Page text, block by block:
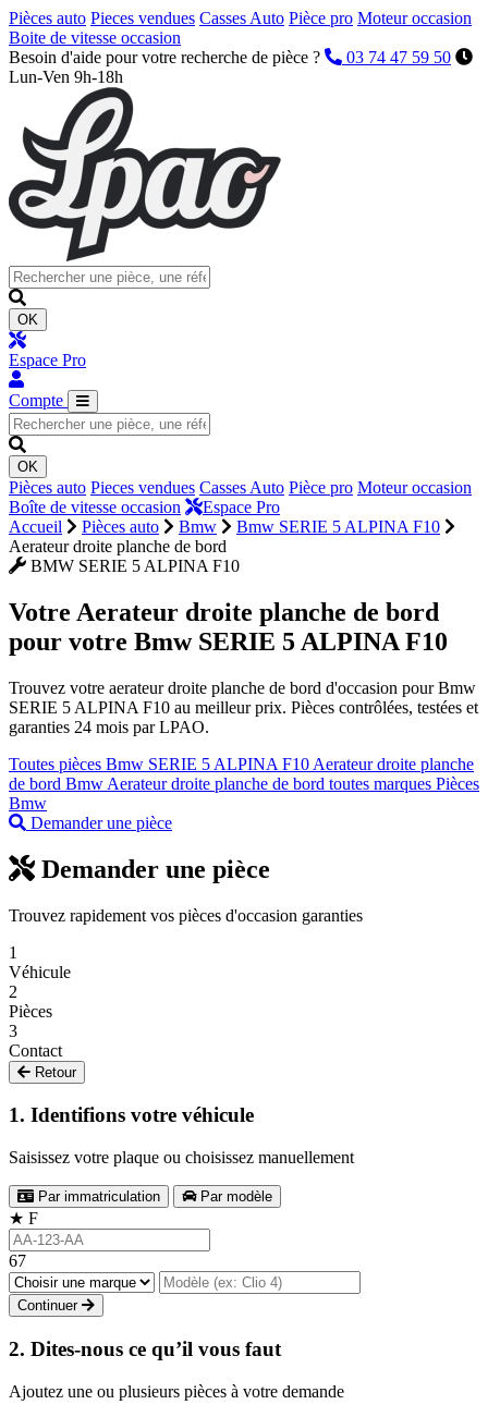
Pièces auto Pieces vendues Casses Auto Pièce pro Moteur occasion
Boite de vitesse occasion
Besoin d'aide pour votre recherche de pièce ?
03 74 47 59 50
Lun-Ven 9h-18h
OK
Espace Pro
Compte
OK
Pièces auto Pieces vendues Casses Auto Pièce pro Moteur occasion
Boîte de vitesse occasion
Espace Pro
Accueil
Pièces auto Bmw
Bmw SERIE 5 ALPINA F10
Aerateur droite planche de bord
BMW SERIE 5 ALPINA F10
Votre Aerateur droite planche de bord
pour votre Bmw SERIE 5 ALPINA F10
Trouvez votre aerateur droite planche de bord d'occasion pour Bmw
SERIE 5 ALPINA F10 au meilleur prix. Pièces contrôlées, testées et
garanties 24 mois par LPAO.
Toutes pièces Bmw SERIE 5 ALPINA F10 Aerateur droite planche
de bord Bmw Aerateur droite planche de bord toutes marques Pièces
Bmw
Demander une pièce
Demander une pièce
Trouvez rapidement vos pièces d'occasion garanties
1
Véhicule
2
Pièces
3
Contact
Retour
1. Identifions votre véhicule
Saisissez votre plaque ou choisissez manuellement
Par immatriculation Par modèle
★ F
67
Continuer
2. Dites-nous ce qu’il vous faut
Ajoutez une ou plusieurs pièces à votre demande